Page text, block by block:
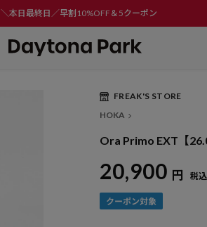
＼本日最終日／早割10%OFF＆5クーポン
FREAK'S STORE
HOKA
Ora Primo EXT【
20,900 円 税込